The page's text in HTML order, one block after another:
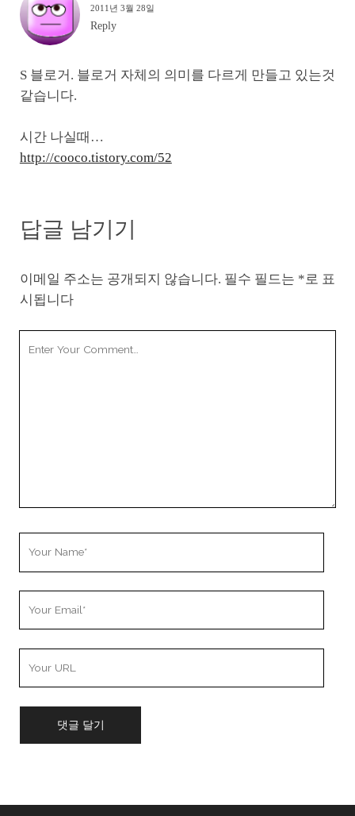
2011년 3월 28일
Reply
S 블로거. 블로거 자체의 의미를 다르게 만들고 있는것
같습니다.
시간 나실때…
http://cooco.tistory.com/52
답글 남기기
이메일 주소는 공개되지 않습니다. 필수 필드는 *로 표
시됩니다